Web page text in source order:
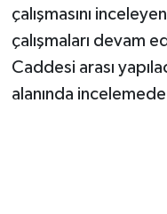
çalışmasını
çalışmaları devam
Caddesi arası
alanında